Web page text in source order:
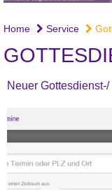
Home Service
Neuer